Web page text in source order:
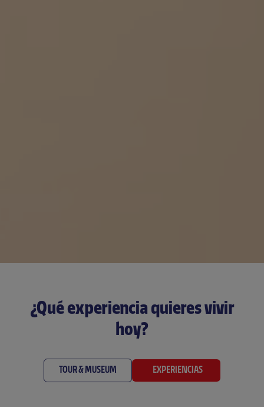
¿Qué experiencia quieres vivir
hoy?
TOUR & MUSEUM EXPERIENCIAS